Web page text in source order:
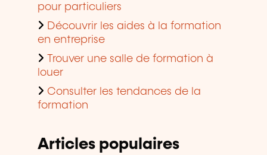
pour particuliers
Découvrir les aides à la formation
en entreprise
Trouver une salle de formation à
louer
Consulter les tendances de la
formation
Articles populaires